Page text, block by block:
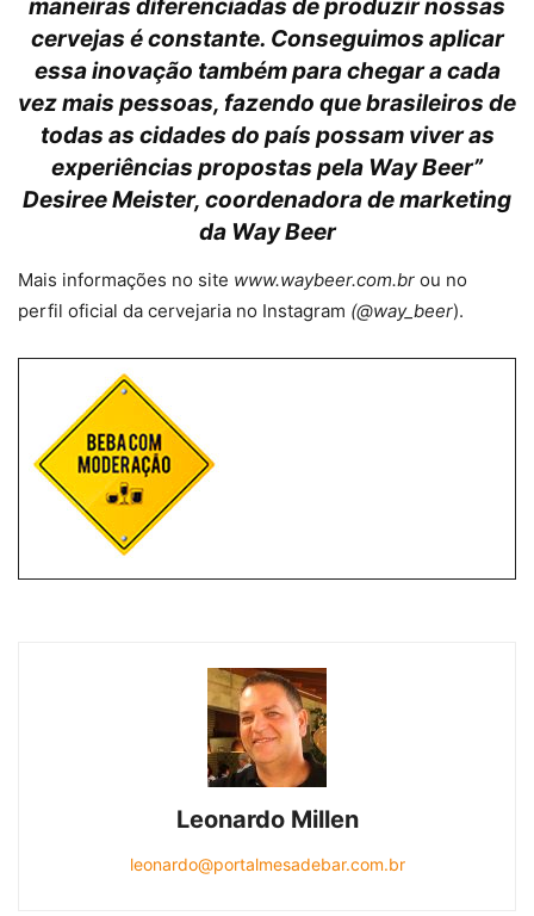
maneiras diferenciadas de produzir nossas
cervejas é constante. Conseguimos aplicar
essa inovação também para chegar a cada
vez mais pessoas, fazendo que brasileiros de
todas as cidades do país possam viver as
experiências propostas pela Way Beer”
Desiree Meister, coordenadora de marketing
da Way Beer
Mais informações no site www.waybeer.com.br ou no
perfil oficial da cervejaria no Instagram (@way_beer).
Leonardo Millen
leonardo@portalmesadebar.com.br